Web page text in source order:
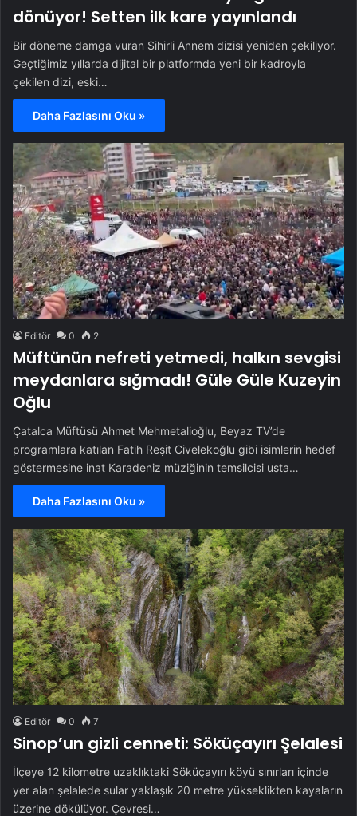
dönüyor! Setten ilk kare yayınlandı
Bir döneme damga vuran Sihirli Annem dizisi yeniden çekiliyor.
Geçtiğimiz yıllarda dijital bir platformda yeni bir kadroyla
çekilen dizi, eski…
Daha Fazlasını Oku »
Editör 0 2
Müftünün nefreti yetmedi, halkın sevgisi
meydanlara sığmadı! Güle Güle Kuzeyin
Oğlu
Çatalca Müftüsü Ahmet Mehmetalioğlu, Beyaz TV’de
programlara katılan Fatih Reşit Civelekoğlu gibi isimlerin hedef
göstermesine inat Karadeniz müziğinin temsilcisi usta…
Daha Fazlasını Oku »
Editör 0 7
Sinop’un gizli cenneti: Söküçayırı Şelalesi
İlçeye 12 kilometre uzaklıktaki Söküçayırı köyü sınırları içinde
yer alan şelalede sular yaklaşık 20 metre yükseklikten kayaların
üzerine dökülüyor. Çevresi…